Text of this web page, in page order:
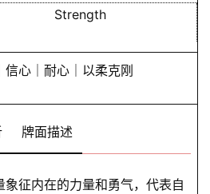
Strength
信心｜耐心｜以柔克刚
牌面描述
征内在的力量和勇气，代表自